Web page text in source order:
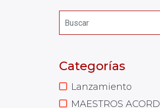
Categorías
Lanzamiento
MAESTROS ACORD